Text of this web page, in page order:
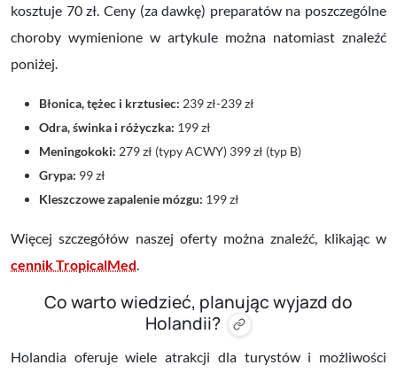
kosztuje 70 zł. Ceny (za dawkę) preparatów na poszczególne
choroby wymienione w artykule można natomiast znaleźć
poniżej.
Błonica, tężec i krztusiec: 239 zł-239 zł
Odra, świnka i różyczka: 199 zł
Meningokoki: 279 zł (typy ACWY) 399 zł (typ B)
Grypa: 99 zł
Kleszczowe zapalenie mózgu: 199 zł
Więcej szczegółów naszej oferty można znaleźć, klikając w
cennik TropicalMed
Co warto wiedzieć, planując wyjazd do
Holandii?
Holandia oferuje wiele atrakcji dla turystów i możliwości